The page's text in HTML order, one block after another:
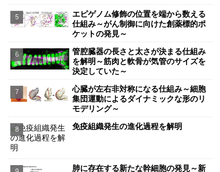
エピゲノム修飾の位置を端から数える
仕組み～がん制御に向けた創薬標的ポ
ケットの発見～
管腔臓器の長さと太さが決まる仕組み
を解明～筋肉と軟骨が気管のサイズを
決定していた～
心臓が左右非対称になる仕組み～細胞
集団運動によるダイナミックな形のリ
モデリング～
免疫組織発生の進化過程を解明
肺に存在する新たな幹細胞の発見～新